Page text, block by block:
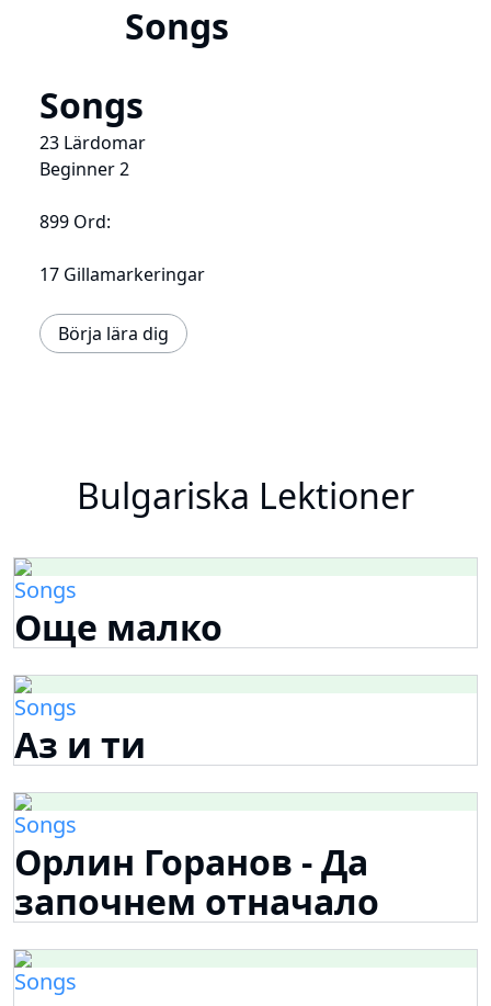
Songs
Songs
23 Lärdomar
Beginner 2
899 Ord:
17 Gillamarkeringar
Börja lära dig
Bulgariska Lektioner
Songs
Още малко
Songs
Аз и ти
Songs
Орлин Горанов - Да
започнем отначало
Songs